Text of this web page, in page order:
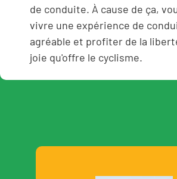
de conduite. À cause de ça,
vivre une expérience de
agréable et profiter de la
joie qu'offre le cyclisme.